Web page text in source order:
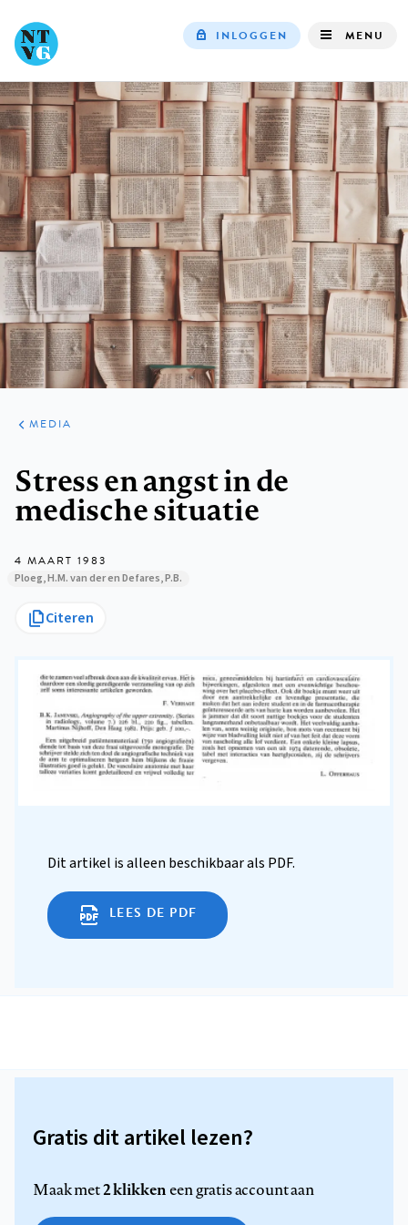
navigation
INLOGGEN MENU
ARTIKELEN
VARIA
MEDIA
Stress en angst in de
medische situatie
4 MAART 1983
Ploeg, H.M. van der en Defares, P.B.
Citeren
Dit artikel is alleen beschikbaar als PDF.
LEES DE PDF
Gratis dit artikel lezen?
Maak met2 klikkeneen gratis account aan